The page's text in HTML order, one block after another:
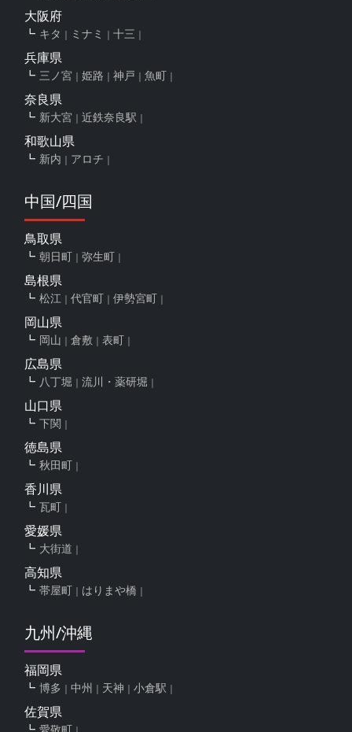
大阪府
キタ ミナミ 十三
兵庫県
三ノ宮 姫路 神戸 魚町
奈良県
新大宮 近鉄奈良駅
和歌山県
新内 アロチ
中国/四国
鳥取県
朝日町 弥生町
島根県
松江 代官町 伊勢宮町
岡山県
岡山 倉敷 表町
広島県
八丁堀 流川・薬研堀
山口県
下関
徳島県
秋田町
香川県
瓦町
愛媛県
大街道
高知県
帯屋町 はりまや橋
九州/沖縄
福岡県
博多 中州 天神 小倉駅
佐賀県
愛敬町